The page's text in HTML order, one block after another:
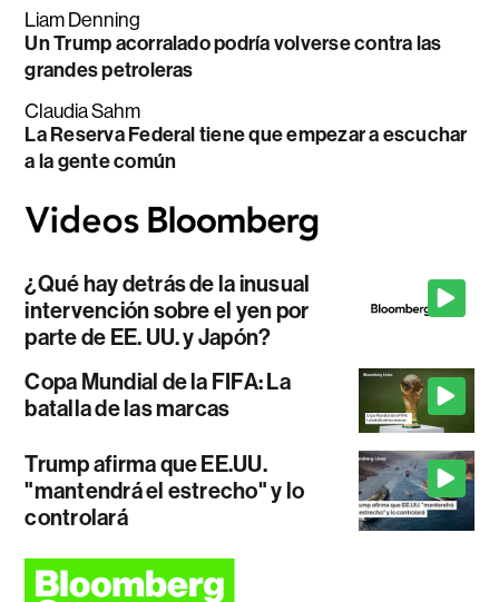
Liam Denning
Un Trump acorralado podría volverse contra las
grandes petroleras
Claudia Sahm
La Reserva Federal tiene que empezar a escuchar
a la gente común
¿Qué hay detrás de la inusual
intervención sobre el yen por
parte de EE. UU. y Japón?
Copa Mundial de la FIFA: La
batalla de las marcas
Trump afirma que EE.UU.
"mantendrá el estrecho" y lo
controlará